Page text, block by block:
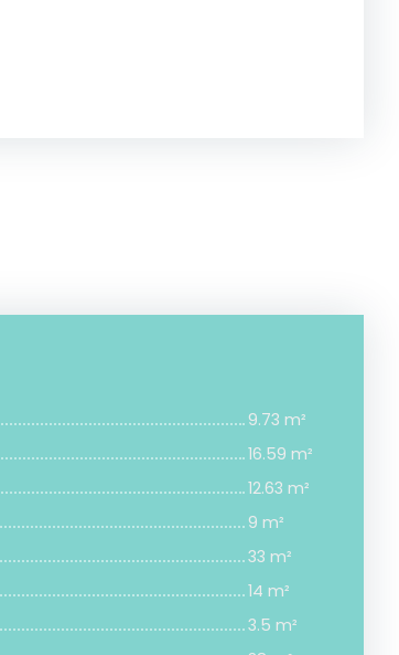
9.73 m²
16.59 m²
12.63 m²
9 m²
33 m²
14 m²
3.5 m²